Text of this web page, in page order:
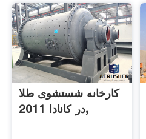
کارخانه شستشوی طلا
در کانادا 2011,